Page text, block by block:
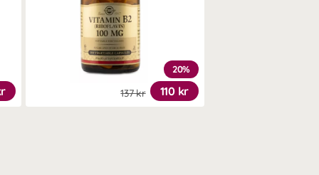
och bakat bröd innehålla lägre
20%
110 kr
137 kr